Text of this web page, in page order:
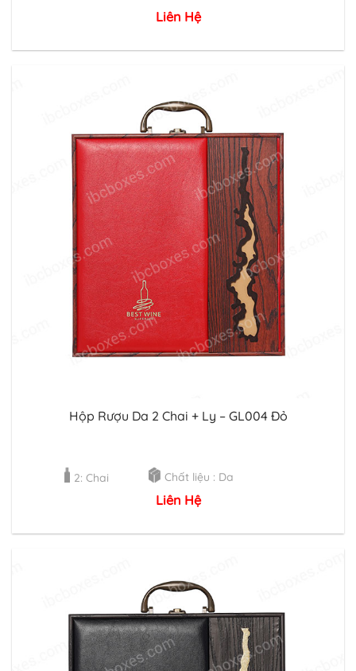
Liên Hệ
Hộp Rượu Da 2 Chai + Ly – GL004 Đỏ
2: Chai Chất liệu : Da
Liên Hệ